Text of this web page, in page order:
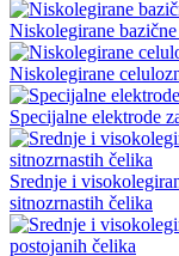
Niskolegirane
Niskolegirane
Specijalne elektrode
Srednje i
sitnozrnastih čelika